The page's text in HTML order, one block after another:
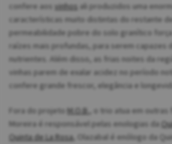
confere aos vinhos ali produzidos uma
características muito distintas do restante de
permeabilidade pobre do solo granítico
raízes mais profundas, para serem capazes
nutrientes. Além disso, as frias noites da
vinhas parem de exalar acidez no período
confere grande frescor, elegância e
Fora do projeto M.O.B. , o trio atua em outras
Moreira é responsável pelas enologias da
Quinta de La Rosa, Olazabal é enólogo da